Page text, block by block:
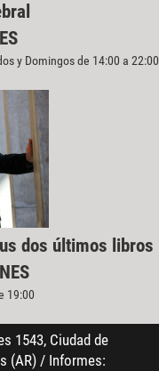
y Domingos de 14:00 a 22:00
dos últimos libros
19:00
1543, Ciudad de
(AR) / Informes: